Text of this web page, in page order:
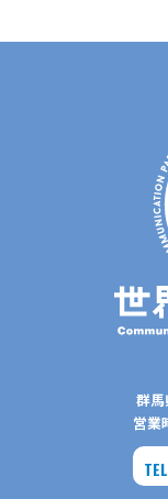
群⾺
営業